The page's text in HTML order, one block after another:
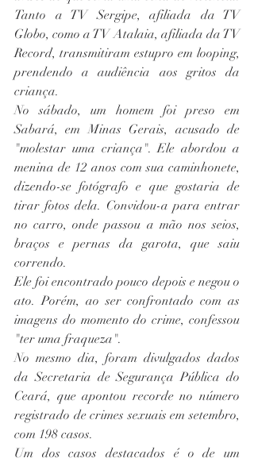
Tanto a TV Sergipe, afiliada da TV
Globo, como a TV Atalaia, afiliada da TV
Record, transmitiram estupro em looping,
prendendo a audiência aos gritos da
criança.
No sábado, um homem foi preso em
Sabará, em Minas Gerais, acusado de
"molestar uma criança". Ele abordou a
menina de 12 anos com sua caminhonete,
dizendo-se fotógrafo e que gostaria de
tirar fotos dela. Convidou-a para entrar
no carro, onde passou a mão nos seios,
braços e pernas da garota, que saiu
correndo.
Ele foi encontrado pouco depois e negou o
ato. Porém, ao ser confrontado com as
imagens do momento do crime, confessou
"ter uma fraqueza".
No mesmo dia, foram divulgados dados
da Secretaria de Segurança Pública do
Ceará, que apontou recorde no número
registrado de crimes sexuais em setembro,
com 198 casos.
Um dos casos destacados é o de um